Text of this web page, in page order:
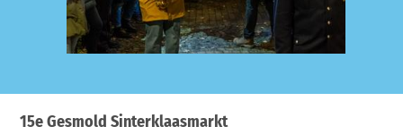
15e Gesmold Sinterklaasmarkt